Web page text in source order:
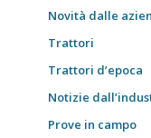
Novità dalle
Trattori
Trattori d’epoca
Notizie
Prove in campo